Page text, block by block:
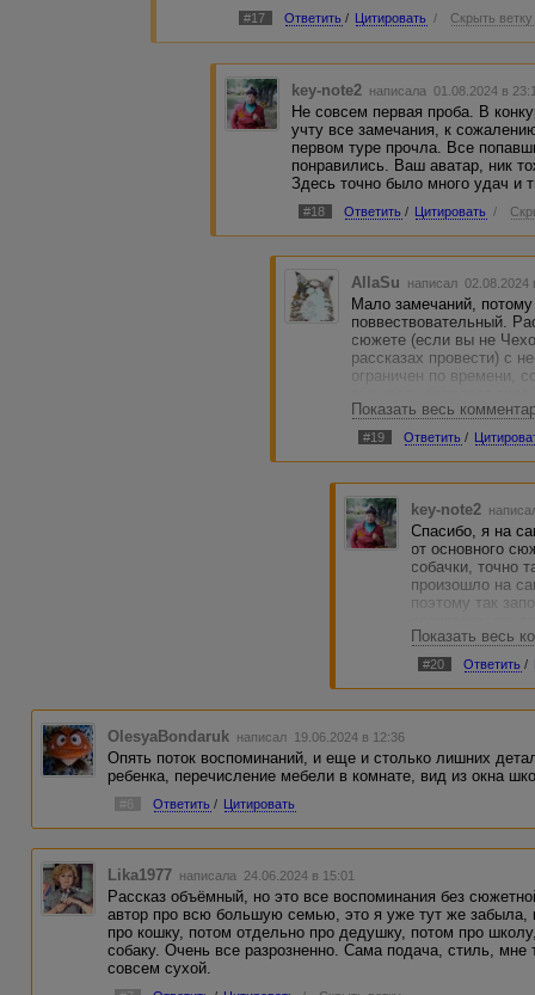
#17 Ответить / Цитировать / Скрыть ветку
key-note2 написала 01.08.2024 в
Не совсем первая проба. В
учту все замечания, к
первом туре прочла. Все
понравились. Ваш аватар, ник
Здесь точно было много удач и
#18 Ответить / Цитировать /
AllaSu написал
Мало замечаний,
поввествовательный.
сюжете (если вы не
рассказах провести) с
ограничен по времени,
Исключения возможны
соблюдены условия, то
учусь, так что ко мне
Показать весь
#19 Ответить /
key-note2
Спасибо, я на
от основного
собачки, точно
произошло на
поэтому так
писать о себе,
происшествии,
участие. А я
воспоминания
и много
Показать весь
#20 Ответить /
OlesyaBondaruk написал 19.06.2024 в 12:36
Опять поток воспоминаний, и еще и столько лишних
ребенка, перечисление мебели в комнате, вид из окна
#6 Ответить / Цитировать
Lika1977 написала 24.06.2024 в 15:01
Рассказ объёмный, но это все воспоминания без
автор про всю большую семью, это я уже тут же
про кошку, потом отдельно про дедушку, потом про
собаку. Очень все разрозненно. Сама подача, стиль, мне
совсем сухой.